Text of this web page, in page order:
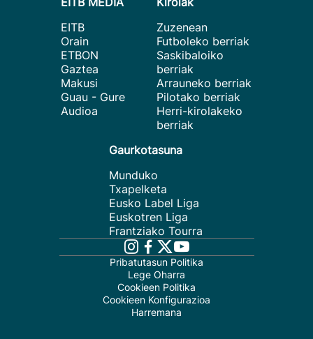
EITB
Orain
ETBON
Gaztea
Makusi
Guau - Gure
Audioa
Zuzenean
Futboleko berriak
Saskibaloiko
berriak
Arrauneko berriak
Pilotako berriak
Herri-kirolakeko
berriak
Gaurkotasuna
Munduko
Txapelketa
Eusko Label Liga
Euskotren Liga
Frantziako Tourra
Pribatutasun Politika
Lege Oharra
Cookieen Politika
Cookieen Konfigurazioa
Harremana